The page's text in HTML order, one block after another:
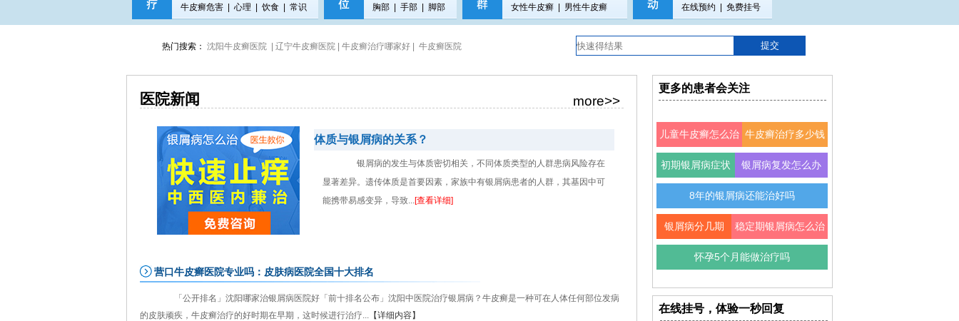
牛皮癣危害
心理 饮食 常识
胸部
手部 脚部
女性牛皮癣
男性牛皮癣
在线预约
免费挂号
热门搜索： 沈阳牛皮癣医院 | 辽宁牛皮癣医院 | 牛皮癣治疗哪家好 | 牛皮癣医院
医院新闻 more>>
体质与银屑病的关系？
银屑病的发生与体质密切相关，不同体质类型的人群患病风险存在
显著差异。遗传体质是首要因素，家族中有银屑病患者的人群，其基因中可
能携带易感变异，导致...[查看详细]
营口牛皮癣医院专业吗：皮肤病医院全国十大排名
「公开排名」沈阳哪家治银屑病医院好「前十排名公布」沈阳中医院治疗银屑病？牛皮癣是一种可在人体任何部位发病
的皮肤顽疾，牛皮癣治疗的好时期在早期，这时候进行治疗... 【详细内容】
更多的患者会关注
儿童牛皮癣怎么治 牛皮癣治疗多少钱
初期银屑病症状 银屑病复发怎么办
8年的银屑病还能治好吗
银屑病分几期 稳定期银屑病怎么治
怀孕5个月能做治疗吗
在线挂号，体验一秒回复